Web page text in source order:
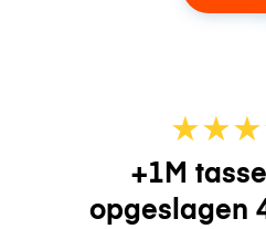
★★★
+1M
opgeslagen